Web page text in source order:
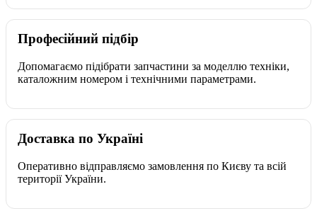
Професійний підбір
Допомагаємо підібрати запчастини за моделлю техніки,
каталожним номером і технічними параметрами.
Доставка по Україні
Оперативно відправляємо замовлення по Києву та всій
території України.